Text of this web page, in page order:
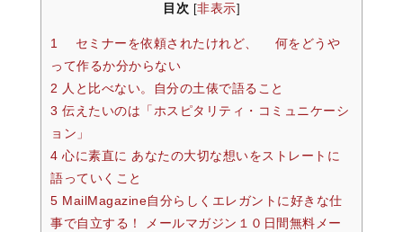
目次 非表示
1 セミナーを依頼されたけれど、 何をどうや
って作るか分からない
2 人と比べない。自分の土俵で語ること
3 伝えたいのは「ホスピタリティ・コミュニケーシ
ョン」
4 心に素直に あなたの大切な想いをストレートに
語っていくこと
5 MailMagazine自分らしくエレガントに好きな仕
事で自立する！ メールマガジン１０日間無料メー